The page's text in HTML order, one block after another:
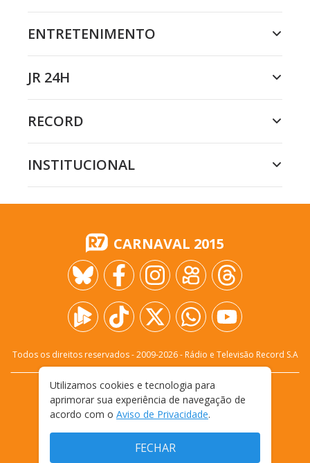
ENTRETENIMENTO
JR 24H
RECORD
INSTITUCIONAL
CARNAVAL 2015
Todos os direitos reservados - 2009-2026- Rádio e Televisão Record S.A
FALE CONOSCO
PRIVACIDADE
TERMOS E CONDIÇÕES DE USO
Utilizamos cookies e tecnologia para
aprimorar sua experiência de navegação de
acordo com o Aviso de Privacidade.
FECHAR